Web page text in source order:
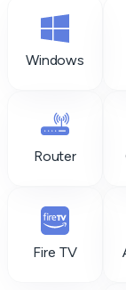
Windows
Router
Fire TV